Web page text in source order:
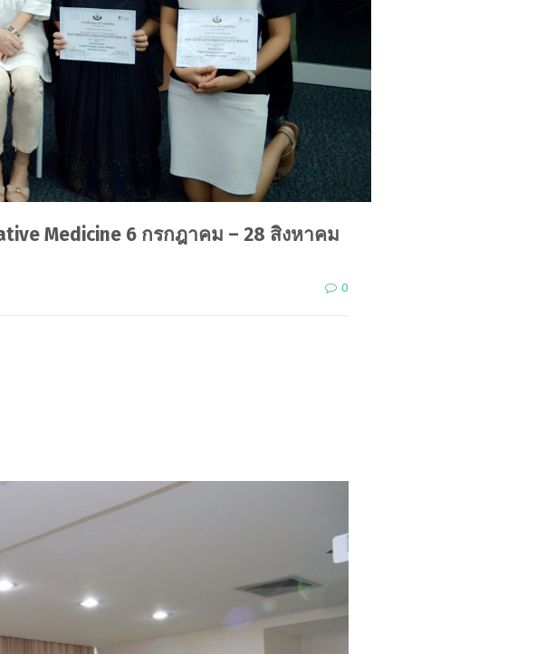
Medicine 6 กรกฎาคม – 28 สิงหาคม
0